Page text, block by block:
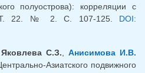
полуострова): корреляции с
Т. 22. № 2. С. 107-125. DOI:
Яковлева С.З., Анисимова И.В.
Азиатского подвижного